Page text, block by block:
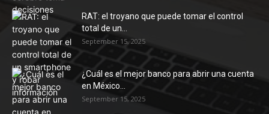
RAT: el troyano que puede tomar el control
total de un...
September 15, 2025
¿Cuál es el mejor banco para abrir una cuenta
en México...
September 15, 2025